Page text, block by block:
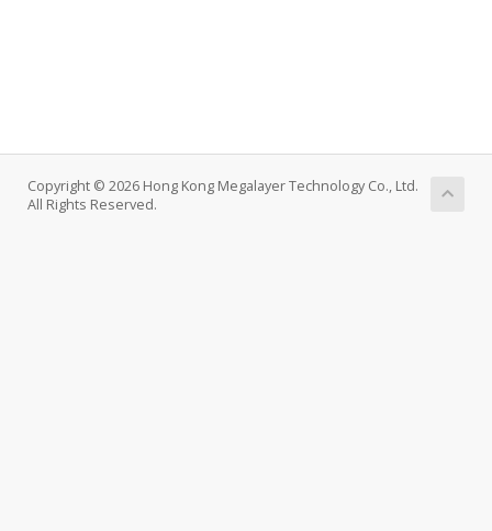
Copyright © 2026 Hong Kong Megalayer Technology Co., Ltd.
All Rights Reserved.